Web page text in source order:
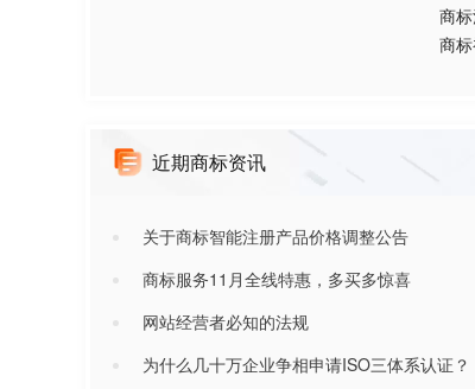
商标
商
近期商标资讯
关于商标智能注册产品价格调整公告
商标服务11月全线特惠，多买多惊喜
网站经营者必知的法规
为什么几十万企业争相申请ISO三体系认证？